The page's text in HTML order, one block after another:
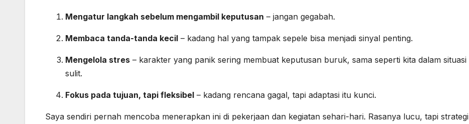
Mengatur langkah sebelum mengambil keputusan – jangan gegabah.
Membaca tanda-tanda kecil – kadang hal yang tampak sepele bisa menjadi sinyal penting.
Mengelola stres – karakter yang panik sering membuat keputusan buruk, sama seperti kita dalam situasi
sulit.
Fokus pada tujuan, tapi fleksibel – kadang rencana gagal, tapi adaptasi itu kunci.
Saya sendiri pernah mencoba menerapkan ini di pekerjaan dan kegiatan sehari-hari. Rasanya lucu, tapi strategi